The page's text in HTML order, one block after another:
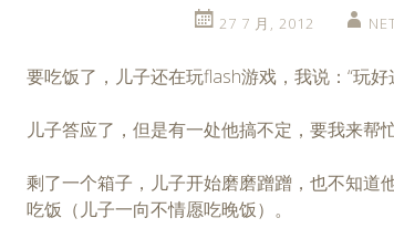
27 7 月, 2012
要吃饭了，儿子还在玩flash游戏，我说：“玩
儿子答应了，但是有一处他搞不定，要我来帮
剩了一个箱子，儿子开始磨磨蹭蹭，也不知道
吃饭（儿子一向不情愿吃晚饭）。